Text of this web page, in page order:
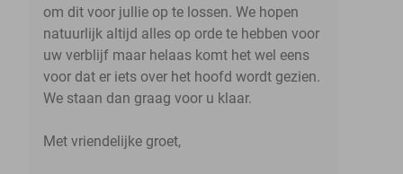
om dit voor jullie op te lossen. We hopen
natuurlijk altijd alles op orde te hebben voor
uw verblijf maar helaas komt het wel eens
voor dat er iets over het hoofd wordt gezien.
We staan dan graag voor u klaar.
Met vriendelijke groet,